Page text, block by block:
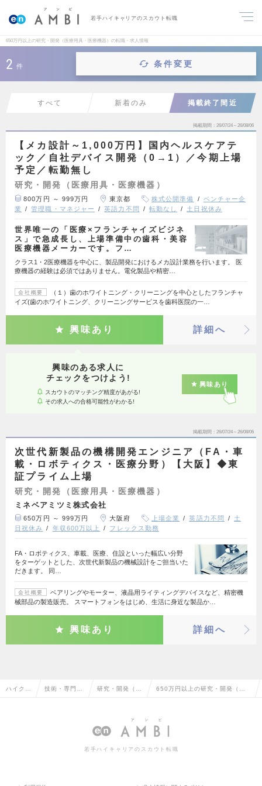
若手ハイキャリアのスカウト転職
650万円以上の研究・開発（医療用具・医療機器）の転職・求人情報
2 件 条件変更
すべて 新着のみ 掲載終了間近
掲載期間 26/07/24～26/08/06
【メカ設計～1,000万円】国内ヘルスケアテ
ック／自社デバイス開発（0→1）／今期上場
予定／転勤無し
研究・開発（医療用具・医療機器）
800万円 ～ 999万円 東京都 株式公開準備
ベンチャー企
業
管理職・マネジャー 英語力不問 転勤なし 土日祝休み
世界唯一の「医療×フランチャイズビジネ
ス」で急成長し、上場準備中の歯科・美容
医療機器メーカーです。フ…
クラス1・2医療機器を中心に、製品開発におけるメカ設計業務を行います。 医
療機器の経験は必須ではありません。電化製品や精密…
会社概要
（１）歯のホワイトニング・クリーニングを中心としたフランチャ
イズ(歯のホワイトニング、クリーニングサービスを歯科医院の一…
興味あり 詳細へ
興味のある求人に
チェックをつけよう!
スカウトのマッチング精度があがる!
その求人への合格可能性がわかる!
興味あり
掲載期間 26/07/24～26/08/06
次世代新製品の機構開発エンジニア（FA・車
載・ロボティクス・医療分野）【大阪】◆東
証プライム上場
研究・開発（医療用具・医療機器）
ミネベアミツミ株式会社
650万円 ～ 999万円 大阪府 上場企業 英語力不問
土
日祝休み
年収600万以上 フレックス勤務
FA・ロボティクス、車載、医療、住設といった幅広い分野
をターゲットとした、次世代新製品の機械設計をご担当いた
だきます。 同…
会社概要
ベアリングやモーター、液晶用ライティングデバイスなど、精密機
械部品の製造販売。 スマートフォンをはじめ、生活に身近な製品か…
興味あり 詳細へ
ハイクラ 技術・専門職 研究・開発（医
器）
650万円以上の研究・開発（医
人情報一覧
若手ハイキャリアのスカウト転職